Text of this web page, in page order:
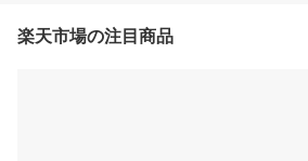
楽天市場の注目商品